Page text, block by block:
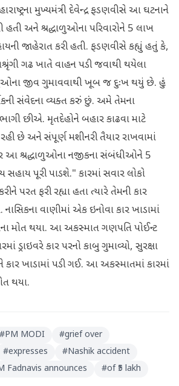
મુખ્યમંત્રી દેવેન્દ્ર ફડણવીસે આ ઘટનાને
અને શ્રદ્ધાળુઓના પરિવારોને 5 લાખ
જાહેરાત કરી હતી. ફડણવીસે કહ્યું હતું કે,
ગઢ ખાતે વાહન પડી જવાથી થયેલા
જીવ ગુમાવવાથી ખૂબ જ દુઃખ થયું છે. હું
સંવેદના વ્યક્ત કરું છું. અમે તેમના
છીએ. મૃતદેહોને બહાર કાઢવા માટે
છે અને સંપૂર્ણ મશીનરી તૈયાર રાખવામાં
આ શ્રદ્ધાળુઓના નજીકના સંબંધીઓને 5
સહાય પૂરી પાડશે." કારમાં સવાર લોકો
પરત ફરી રહ્યા હતા ત્યારે તેમની કાર
વાણીમાં એક ઇનોવા કાર ખાડામાં
મોત થયા. આ અકસ્માત ગણપતિ પોઈન્ટ
ડ્રાઇવરે કાર પરનો કાબુ ગુમાવ્યો, સુરક્ષા
કાર ખાડામાં પડી ગઈ. આ અકસ્માતમાં કારમાં
થયા.
#PM MODI #grief over
#expresses #Nashik accident
Fadnavis announces #of ₹5 lakh